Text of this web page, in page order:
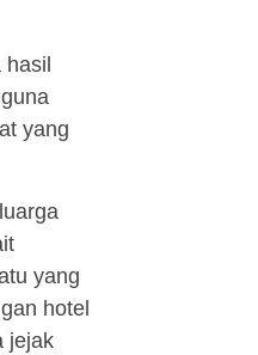
hasil
yang
yang
hotel
jejak